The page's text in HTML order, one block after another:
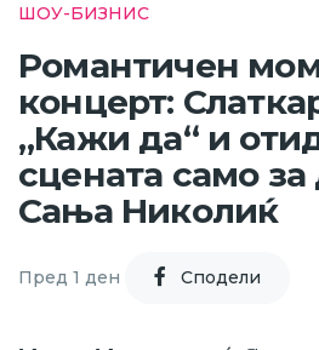
ШОУ-БИЗНИС
Романтичен
концерт:
„Кажи да“ и
сцената само за
Сања Николиќ
Пред 1 ден Cподели